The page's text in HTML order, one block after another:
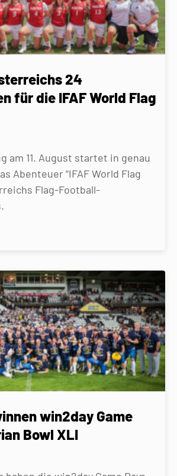
24
für die IFAF World Flag
am 11. August startet in genau
Abenteuer “IFAF World Flag
Flag-Football-
win2day Game
Bowl XLI